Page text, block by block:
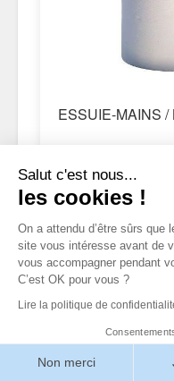
Salut c'est nous...
les cookies !
On a attendu d’être sûrs que
site vous intéresse avant de
vous accompagner pendant
C’est OK pour vous ?
Lire la politique de
Non merci
ESSUIE-MAINS